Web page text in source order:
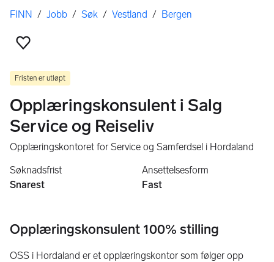
Her er du
FINN / Jobb / Søk / Vestland / Bergen
Fristen er utløpt
Opplæringskonsulent i Salg
Service og Reiseliv
Opplæringskontoret for Service og Samferdsel i Hordaland
Søknadsfrist
Snarest
Ansettelsesform
Fast
Opplæringskonsulent 100% stilling
OSS i Hordaland er et opplæringskontor som følger opp